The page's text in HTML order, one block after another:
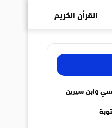
القرأن الكريم
وابن سيرين